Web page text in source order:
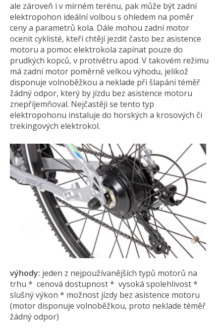
ale zároveň i v mírném terénu, pak může být zadní
elektropohon ideální volbou s ohledem na poměr
ceny a parametrů kola. Dále mohou zadní motor
ocenit cyklisté, kteří chtějí jezdit často bez asistence
motoru a pomoc elektrokola zapínat pouze do
prudkých kopců, v protivětru apod. V takovém režimu
má zadní motor poměrně velkou výhodu, jelikož
disponuje volnoběžkou a neklade při šlapání téměř
žádný odpor, který by jízdu bez asistence motoru
znepříjemňoval. Nejčastěji se tento typ
elektropohonu instaluje do horských a krosových či
trekingových elektrokol.
výhody: jeden z nejpoužívanějších typů motorů na
trhu * cenová dostupnost * vysoká spolehlivost *
slušný výkon * možnost jízdy bez asistence motoru
(motor disponuje volnoběžkou, proto neklade téměř
žádný odpor)